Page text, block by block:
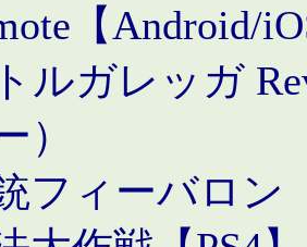
【Android/
ルガレッガ
）
フィーバロン